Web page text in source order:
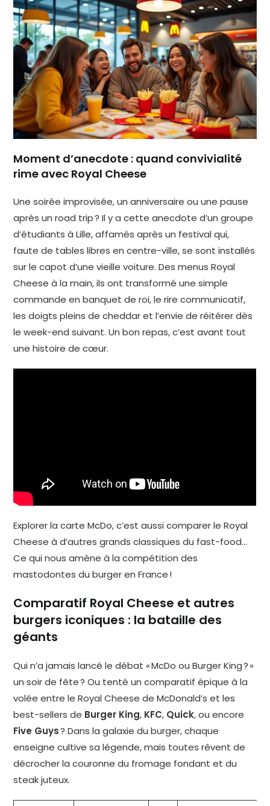
Moment d’anecdote : quand convivialité
rime avec Royal Cheese
Une soirée improvisée, un anniversaire ou une pause
après un road trip ? Il y a cette anecdote d’un groupe
d’étudiants à Lille, affamés après un festival qui,
faute de tables libres en centre-ville, se sont installés
sur le capot d’une vieille voiture. Des menus Royal
Cheese à la main, ils ont transformé une simple
commande en banquet de roi, le rire communicatif,
les doigts pleins de cheddar et l’envie de réitérer dès
le week-end suivant. Un bon repas, c’est avant tout
une histoire de cœur.
Explorer la carte McDo, c’est aussi comparer le Royal
Cheese à d’autres grands classiques du fast-food…
Ce qui nous amène à la compétition des
mastodontes du burger en France !
Comparatif Royal Cheese et autres
burgers iconiques : la bataille des
géants
Qui n’a jamais lancé le débat « McDo ou Burger King ? »
un soir de fête ? Ou tenté un comparatif épique à la
volée entre le Royal Cheese de McDonald’s et les
best-sellers de Burger King, KFC, Quick, ou encore
Five Guys? Dans la galaxie du burger, chaque
enseigne cultive sa légende, mais toutes rêvent de
décrocher la couronne du fromage fondant et du
steak juteux.